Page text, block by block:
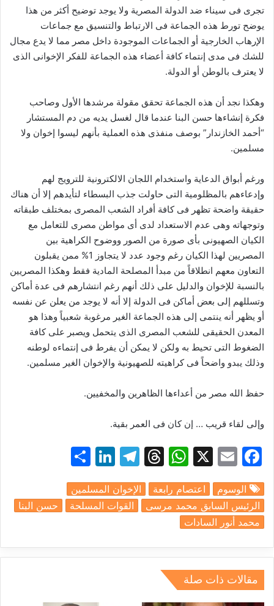
تجرى فى سيناء ضد الدولة المصرية ولا يوجد توضيح أكثر من هذا
يوضح تورط هذه الجماعة فى الارتباط والتنسيق مع جماعات
الإرهاب الخارجية أو الجماعات الموجودة داخل مصر مما لا يدع مجال
للشك فى مدى إنتماء كافة أعضاء هذه الجماعة للفكر الإخوانى الذى
لا يعترف بالوطن أو الدولة.
وهكذا نجد أن هذه الجماعة تحقق مقولة مرشدها الأول وصاحب
فكرة إنشاءها حسن البنا عندما قال لغسل يديه من دم المستشار
“أحمد الخازندار” بوصف منفذى هذه العملية بأنهم ليسوا إخوان ولا
مسلمين.
ورغم أبواق الدعاية واستخدام اللجان الالكترونية للترويج لهم
وإدعاءهم بالمظلومية التى حاولت جذب البسطاء لتأيدهم إلا أن هناك
حقيقة واضحة تظهر فى كافة أفراد الشعب المصرى بمختلف طبقاته
وتوجهاته وهى عدم الاستعداد لدى أى مواطن مصرى للتعامل مع
الكيان الصهيونى بأى صورة من الصور ووضوح الكراهية بين
المصريين لهذا الكيان رغم وجود عدد لا يتجاوز 1% ممن يقبلون
التعاون معهم انطلاقاً من مبدأ المصلحة المادية فقط وهكذا المصريين
بالنسبة للإخوان والدليل على ذلك أنهم رغم انتشارهم فى عدة أماكن
وتسللهم إلى بعض أماكن فى الدولة إلا أنه لا يوجد من يعلن عن نفسه
أو يظهر أنه ينتمى إلى هذه الجماعة الغير مرغوبة شعبياً وهذا هو
المعدن الحقيقى للشعب المصرى الذى يتحمل ويصبر على كافة
الضغوط التى تحيط به ولكن لا يمكن أن يفرط فى إنتماءه لوطنه
وذلك يبدو واضحاً فى كراهيته للصهيونية والإخوان الغير مسلمين.
حفظ الله مصر من أعداءها الظاهرين والمخفيين.
وإلى لقاء قريب … إن كان فى العمر بقية.
F
c
e
b
o
o
k
E
ai
l
X
W
at
s
p
p
T
e
a
s
T
e
gr
m
Li
k
e
n
ar
e
الوسوم اعتصام رابعة
الإخوان المسلمين
الرئيس السابق محمد مرسى
القوات المسلحة
حسن البنا
محمد أنور السادات
مقالات ذات صلة